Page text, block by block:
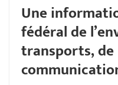
Une
fédéral de
transports, de